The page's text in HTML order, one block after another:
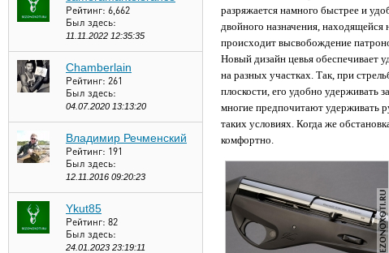
Рейтинг: 6,662
Был здесь:
11.11.2022 12:35:35
Chamberlain
Рейтинг: 261
Был здесь:
04.07.2020 13:13:20
Владимир Речменский
Рейтинг: 191
Был здесь:
12.11.2016 09:20:23
Ykut85
Рейтинг: 82
Был здесь:
24.01.2023 23:19:11
разряжается намного быстрее и
двойного назначения, находящейся
происходит высвобождение
Новый дизайн цевья обеспечивает
на разных участках. Так, при
плоскости, его удобно удерживать
многие предпочитают удерживать
таких условиях. Когда же
комфортно.